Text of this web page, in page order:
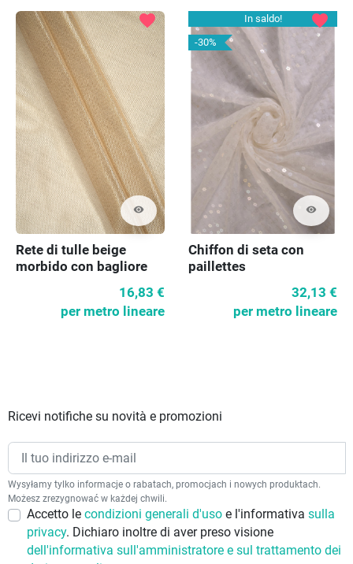
visibility
favorite
Rete di tulle beige
morbido con bagliore
16,83 €
per metro lineare
In saldo!
-30%
visibility
favorite
Chiffon di seta con
paillettes
32,13 €
per metro lineare
Ricevi notifiche su novità e promozioni
Wysyłamy tylko informacje o rabatach, promocjach i nowych produktach.
Możesz zrezygnować w każdej chwili.
Accetto le condizioni generali d'uso e l'informativa sulla
privacy. Dichiaro inoltre di aver preso visione
dell'informativa sull'amministratore e sul trattamento dei